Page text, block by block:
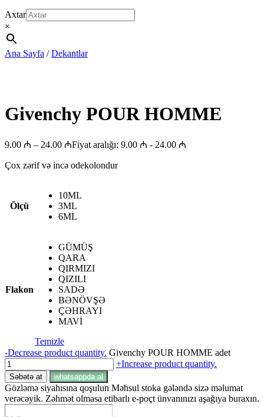
Axtar
×
Ana Sayfa /Dekantlar
Givenchy POUR HOMME
9.00 ₼ – 24.00 ₼Fiyat aralığı: 9.00 ₼ - 24.00 ₼
Çox zərif və incə odekolondur
Ölçü
10ML
3ML
6ML
Flakon
GÜMÜŞ
QARA
QIRMIZI
QIZILI
SADƏ
BƏNÖVŞƏ
ÇƏHRAYI
MAVİ
Temizle
-Decrease product quantity. Givenchy POUR HOMME adet
+Increase product quantity.
Səbətə at whatsappda al
Gözləmə siyahısına qoşulun Məhsul stoka gələndə sizə məlumat
verəcəyik. Zəhmət olmasa etibarlı e-poçt ünvanınızı aşağıya buraxın.